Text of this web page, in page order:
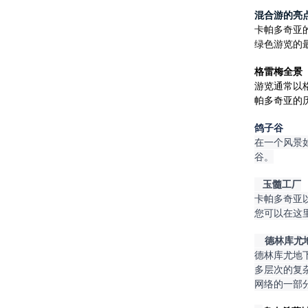
混合游的亮
卡帕多奇亚
绿色游览的
格雷梅全景
游览通常以
帕多奇亚的
鸽子谷
在一个风景
谷。
玉髓工厂
卡帕多奇亚
您可以在这
德林库尤
德林库尤地
多层次的复
网络的一部